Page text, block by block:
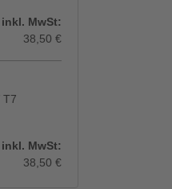
MwSt:
38,50 €
T7
MwSt:
38,50 €